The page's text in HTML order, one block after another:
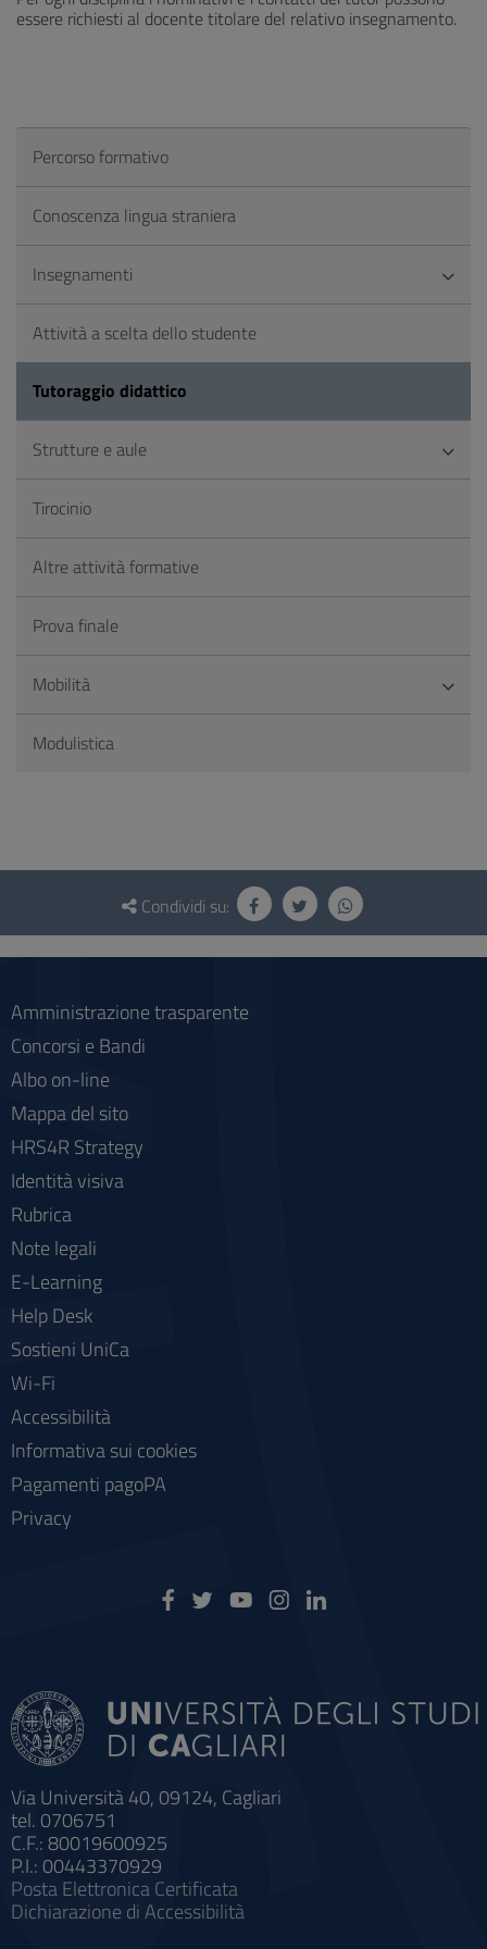
essere richiesti al docente titolare del relativo insegnamento.
Percorso formativo
Conoscenza lingua straniera
Insegnamenti
Attività a scelta dello studente
Tutoraggio didattico
Strutture e aule
Tirocinio
Altre attività formative
Prova finale
Mobilità
Modulistica
Questionario
social
Condividi su:
Via Università 40, 09124, Cagliari
tel. 0706751
C.F.: 80019600925
P.I.: 00443370929
Posta Elettronica Certificata
Dichiarazione di Accessibilità
Amministrazione trasparente
Concorsi e Bandi
Albo on-line
Mappa del sito
HRS4R Strategy
Identità visiva
Rubrica
Note legali
E-Learning
Help Desk
Sostieni UniCa
Wi-Fi
Accessibilità
Informativa sui cookies
Pagamenti pagoPA
Privacy